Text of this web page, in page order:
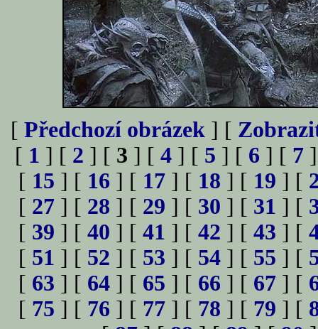
[ Předchozí obrázek ] [
[ 1 ] [ 2 ] [ 3 ] [ 4 ] [ 5 ] [ 6 ] [ 7
[ 15 ] [ 16 ] [ 17 ] [ 18 ] [ 19 ] [
[ 27 ] [ 28 ] [ 29 ] [ 30 ] [ 31 ] [
[ 39 ] [ 40 ] [ 41 ] [ 42 ] [ 43 ] [
[ 51 ] [ 52 ] [ 53 ] [ 54 ] [ 55 ] [
[ 63 ] [ 64 ] [ 65 ] [ 66 ] [ 67 ] [
[ 75 ] [ 76 ] [ 77 ] [ 78 ] [ 79 ] [